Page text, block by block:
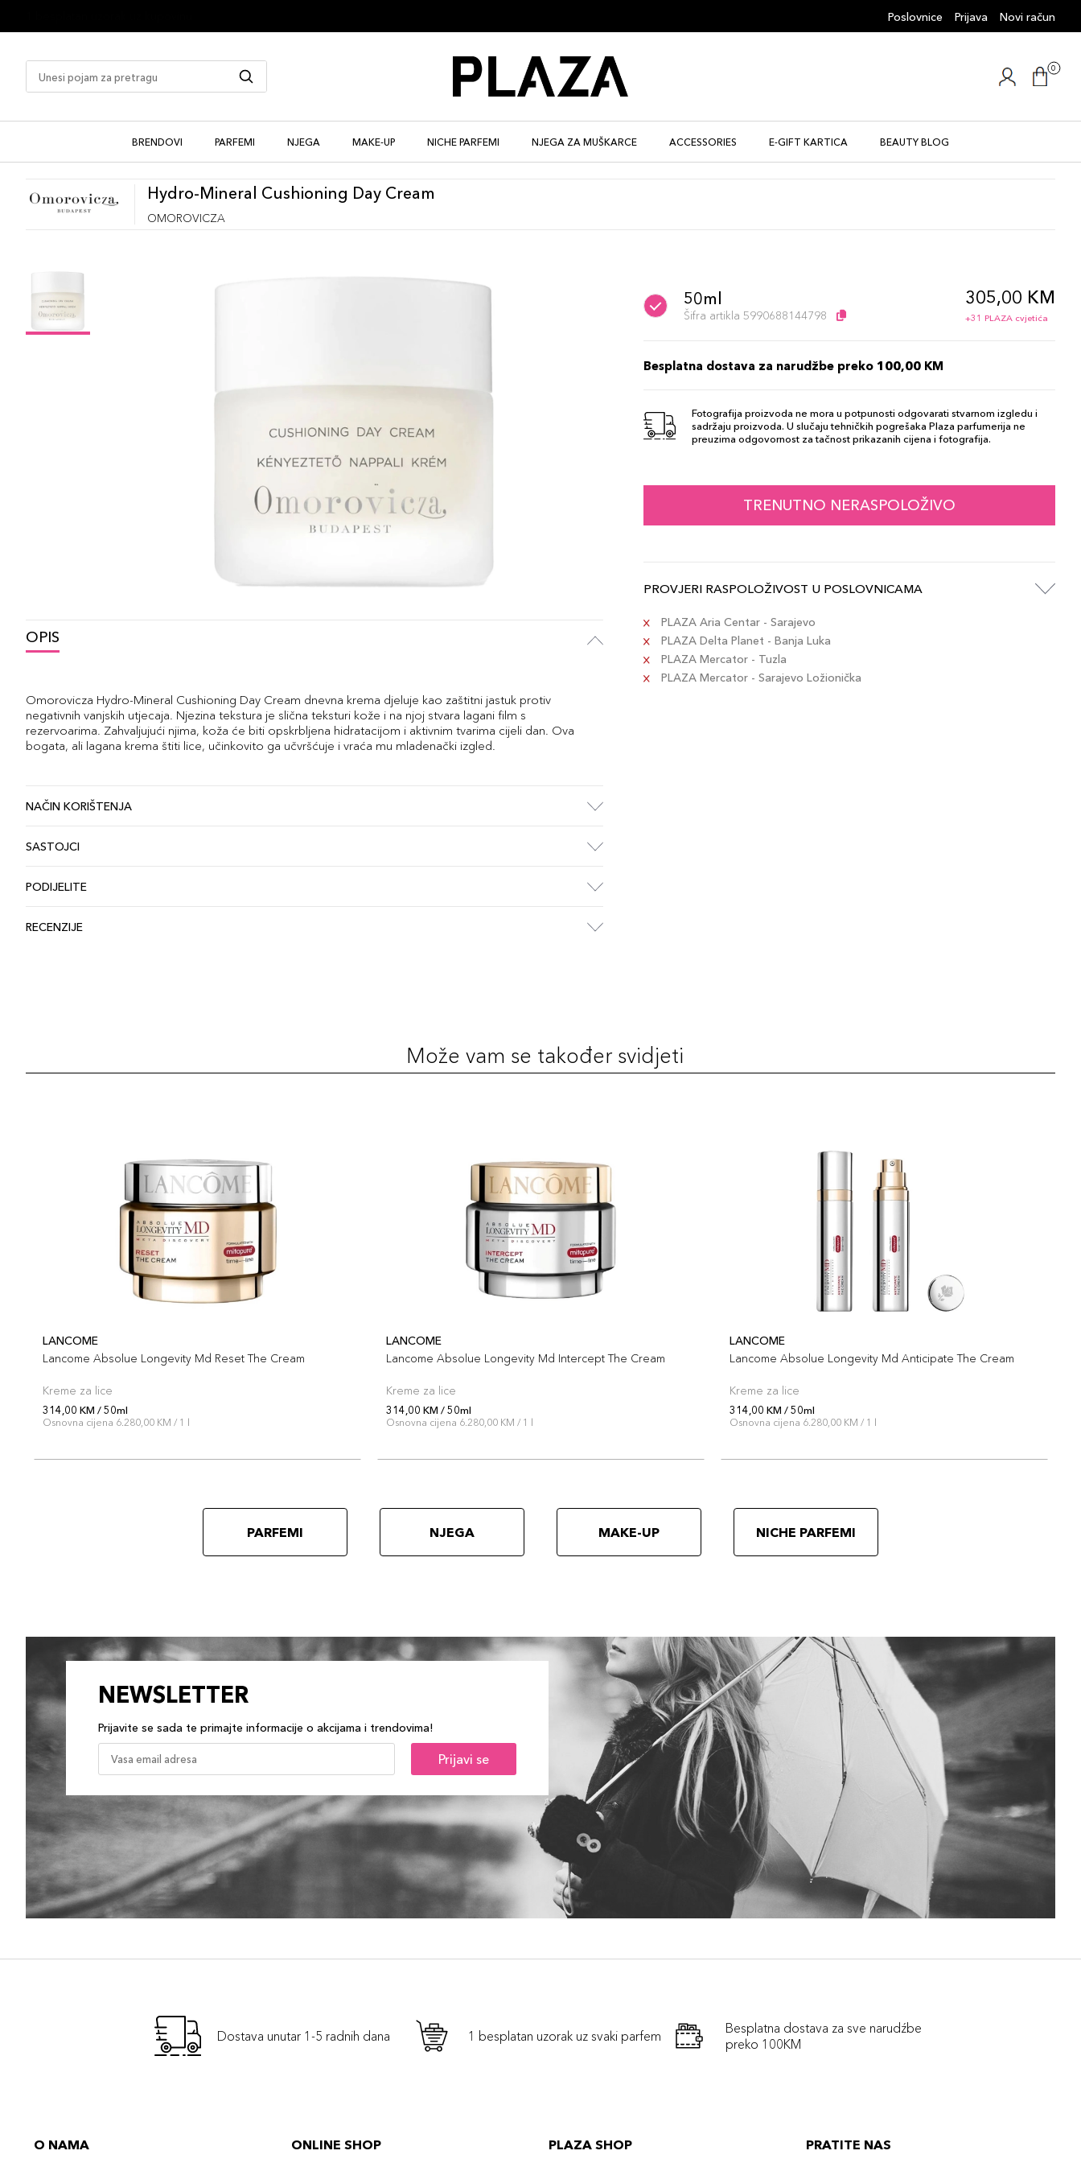
Poslovnice Prijava Novi račun
0
BRENDOVI PARFEMI NJEGA MAKE-UP NICHE PARFEMI NJEGA ZA MUŠKARCE ACCESSORIES E-GIFT KARTICA BEAUTY BLOG
Hydro-Mineral Cushioning Day Cream
OMOROVICZA
OPIS
Omorovicza Hydro-Mineral Cushioning Day Cream dnevna krema djeluje kao zaštitni jastuk protiv
negativnih vanjskih utjecaja. Njezina tekstura je slična teksturi kože i na njoj stvara lagani film s
rezervoarima. Zahvaljujući njima, koža će biti opskrbljena hidratacijom i aktivnim tvarima cijeli dan. Ova
bogata, ali lagana krema štiti lice, učinkovito ga učvršćuje i vraća mu mladenački izgled.
NAČIN KORIŠTENJA
SASTOJCI
PODIJELITE
RECENZIJE
50ml
Šifra artikla 5990688144798
305,00 KM
+31 PLAZA cvjetića
Besplatna dostava za narudžbe preko 100,00 KM
Fotografija proizvoda ne mora u potpunosti odgovarati stvarnom izgledu i
sadržaju proizvoda. U slučaju tehničkih pogrešaka Plaza parfumerija ne
preuzima odgovornost za tačnost prikazanih cijena i fotografija.
TRENUTNO NERASPOLOŽIVO
PROVJERI RASPOLOŽIVOST U POSLOVNICAMA
PLAZA Aria Centar - Sarajevo
PLAZA Delta Planet - Banja Luka
PLAZA Mercator - Tuzla
PLAZA Mercator - Sarajevo Ložionička
Može vam se također svidjeti
LANCOME
Lancome Absolue Longevity Md Reset The Cream
Kreme za lice
314,00 KM / 50ml
Osnovna cijena 6.280,00 KM / 1 l
LANCOME
Lancome Absolue Longevity Md Intercept The Cream
Kreme za lice
314,00 KM / 50ml
Osnovna cijena 6.280,00 KM / 1 l
LANCOME
Lancome Absolue Longevity Md Anticipate The Cream
Kreme za lice
314,00 KM / 50ml
Osnovna cijena 6.280,00 KM / 1 l
PARFEMI NJEGA MAKE-UP NICHE PARFEMI
NEWSLETTER
Prijavite se sada te primajte informacije o akcijama i trendovima!
Prijavi se
Dostava unutar 1-5 radnih dana 1 besplatan uzorak uz svaki parfem
Besplatna dostava za sve narudźbe
preko 100KM
O NAMA ONLINE SHOP PLAZA SHOP PRATITE NAS